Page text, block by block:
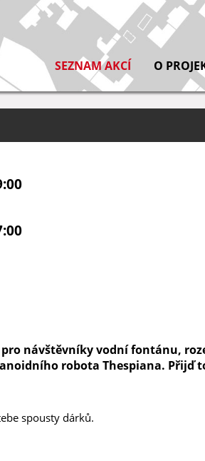
SEZNAM AKCÍ O
pro návštěvníky vodní fontánu,
robota Thespiana. Přijď
spousty dárků.